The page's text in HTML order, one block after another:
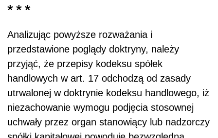
* * *
Analizując powyższe rozważania i
przedstawione poglądy doktryny, należy
przyjąć, że przepisy kodeksu spółek
handlowych w art. 17 odchodzą od zasady
utrwalonej w doktrynie kodeksu handlowego, iż
niezachowanie wymogu podjęcia stosownej
uchwały przez organ stanowiący lub nadzorczy